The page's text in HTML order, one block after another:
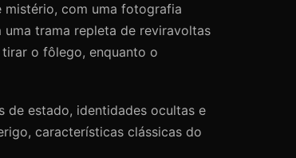
mistério, com uma fotografia
trama repleta de reviravoltas
o fôlego, enquanto o
de estado, identidades ocultas e
características clássicas do